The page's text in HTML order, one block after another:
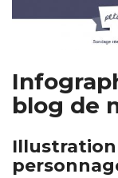
blog de
Illustration